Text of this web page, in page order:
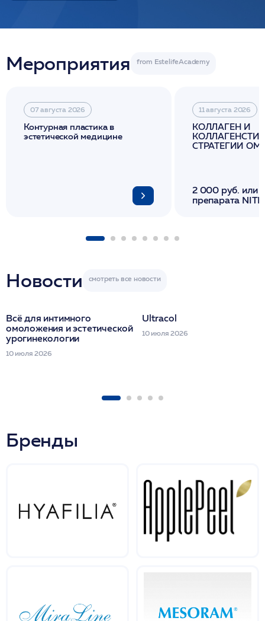
Мероприятия
07 августа 2026
Контурная пластика в
эстетической медицине
11 августа 2026
КОЛЛАГЕН И
СТРАТЕГИИ
2 000 руб. или
препарата
Новости
Всё для интимного
омоложения и эстетической
урогинекологии
10 июля 2026
Ultracol
10 июля 2026
Бренды